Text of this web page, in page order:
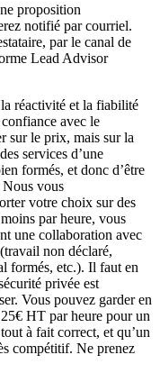
proposition
notifié par courriel.
par le canal de
Lead Advisor
réactivité et la fiabilité
avec le
sur le prix, mais sur la
services d’une
formés, et donc d’être
Nous vous
votre choix sur des
par heure, vous
une collaboration avec
non déclaré,
formés, etc.). Il faut en
privée est
Vous pouvez garder en
HT par heure pour un
à fait correct, et qu’un
compétitif. Ne prenez